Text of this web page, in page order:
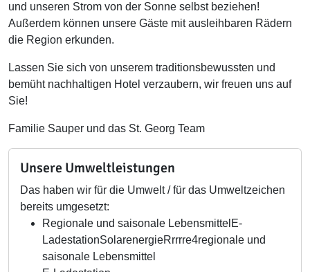
und unseren Strom von der Sonne selbst beziehen!
Außerdem können unsere Gäste mit ausleihbaren Rädern
die Region erkunden.
Lassen Sie sich von unserem traditionsbewussten und
bemüht nachhaltigen Hotel verzaubern, wir freuen uns auf
Sie!
Familie Sauper und das St. Georg Team
Unsere Umweltleistungen
Das haben wir für die Umwelt / für das Umweltzeichen
bereits umgesetzt:
Regionale und saisonale LebensmittelE-
LadestationSolarenergieRrrrre4regionale und
saisonale Lebensmittel